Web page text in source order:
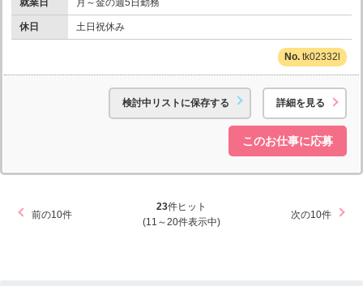
休日 土日祝休み
tk02332l
検討中リストに保存する 詳細を見る
このお仕事に応募
前の10件
23件ヒット
(11～20件表示中)
次の10件